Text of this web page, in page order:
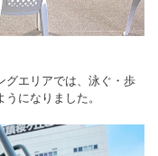
グエリアでは、泳ぐ・歩
になりました。